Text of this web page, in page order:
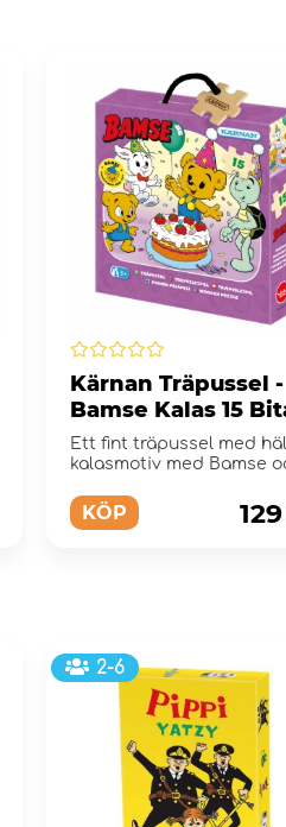
Kärnan Träpussel -
Bamse Kalas 15
Ett fint träpussel med
kalasmotiv med Bamse
KÖP
2-6